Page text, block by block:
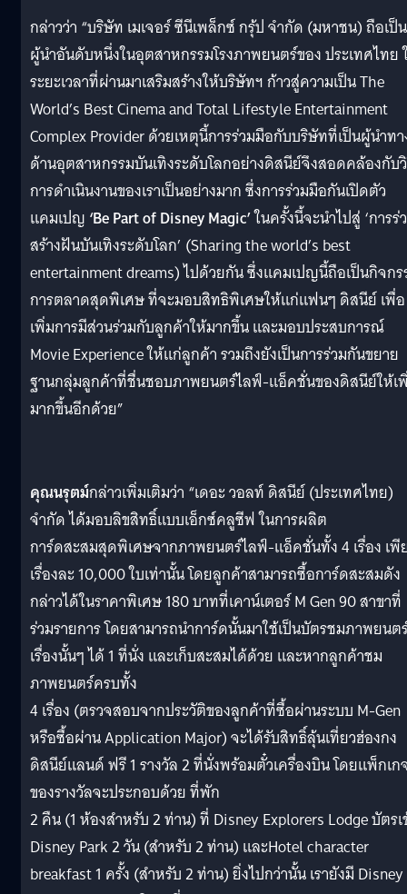
กล่าวว่า “บริษัท เมเจอร์ ซีนีเพล็กซ์ กรุ้ป จำกัด (มหาชน) ถือเป็น
ผู้นำอันดับหนึ่งในอุตสาหกรรมโรงภาพยนตร์ของ ประเทศไทย
ระยะเวลาที่ผ่านมาเสริมสร้างให้บริษัทฯ ก้าวสู่ความเป็น The
World’s Best Cinema and Total Lifestyle Entertainment
Complex Provider ด้วยเหตุนี้การร่วมมือกับบริษัทที่เป็นผู้นำท
ด้านอุตสาหกรรมบันเทิงระดับโลกอย่างดิสนีย์จึงสอดคล้องกับ
การดำเนินงานของเราเป็นอย่างมาก ซึ่งการร่วมมือกันเปิดตัว
แคมเปญ ‘Be Part of Disney Magic’ในครั้งนี้จะนำไปสู่ ‘การร่
สร้างฝันบันเทิงระดับโลก’ (Sharing the world’s best
entertainment dreams) ไปด้วยกัน ซึ่งแคมเปญนี้ถือเป็นกิจก
การตลาดสุดพิเศษ ที่จะมอบสิทธิพิเศษให้แก่แฟนๆ ดิสนีย์ เพื่อ
เพิ่มการมีส่วนร่วมกับลูกค้าให้มากขึ้น และมอบประสบการณ์
Movie Experience ให้แก่ลูกค้า รวมถึงยังเป็นการร่วมกันขยาย
ฐานกลุ่มลูกค้าที่ชื่นชอบภาพยนตร์ไลฟ์-แอ็คชั่นของดิสนีย์ให้เ
มากขึ้นอีกด้วย”
คุณนรุตม์กล่าวเพิ่มเติมว่า “เดอะ วอลท์ ดิสนีย์ (ประเทศไทย)
จำกัด ได้มอบลิขสิทธิ์แบบเอ็กซ์คลูซีฟ ในการผลิต
การ์ดสะสมสุดพิเศษจากภาพยนตร์ไลฟ์-แอ็คชั่นทั้ง 4 เรื่อง เพี
เรื่องละ 10,000 ใบเท่านั้น โดยลูกค้าสามารถซื้อการ์ดสะสมดัง
กล่าวได้ในราคาพิเศษ 180 บาทที่เคาน์เตอร์ M Gen 90 สาขาที่
ร่วมรายการ โดยสามารถนำการ์ดนั้นมาใช้เป็นบัตรชมภาพยนต
เรื่องนั้นๆ ได้ 1 ที่นั่ง และเก็บสะสมได้ด้วย และหากลูกค้าชม
ภาพยนตร์ครบทั้ง
4 เรื่อง (ตรวจสอบจากประวัติของลูกค้าที่ซื้อผ่านระบบ M-Gen
หรือซื้อผ่าน Application Major) จะได้รับสิทธิ์ลุ้นเที่ยวฮ่องกง
ดิสนีย์แลนด์ ฟรี 1 รางวัล 2 ที่นั่งพร้อมตั๋วเครื่องบิน โดยแพ็กเก
ของรางวัลจะประกอบด้วย ที่พัก
2 คืน (1 ห้องสำหรับ 2 ท่าน) ที่ Disney Explorers Lodge บัตรเ
Disney Park 2 วัน (สำหรับ 2 ท่าน) และHotel character
breakfast 1 ครั้ง (สำหรับ 2 ท่าน) ยิ่งไปกว่านั้น เรายังมี Disney